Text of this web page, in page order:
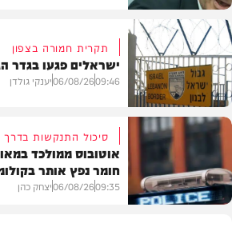
חדשות
חדשות
תקרית חמורה בצפון
ישראלים פגעו בגדר
09:46
06/08/26יענקי גולדן
סיכול התנקשות
אוטובוס ממולכד
חומר נפץ אותר
09:35
06/08/26יצחק כהן